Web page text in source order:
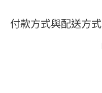
付款方式與配送方式